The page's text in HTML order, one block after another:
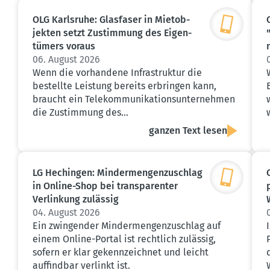
OLG Karlsruhe: Glasfaser in Mietob­
jekten setzt Zustimmung des Eigen­
tümers voraus
06. August 2026
Wenn die vorhandene Infrastruktur die
bestellte Leistung bereits erbringen kann,
braucht ein Telekommunikationsunternehmen
die Zustimmung des…
ganzen Text lesen
LG Hechingen: Minder­men­gen­zu­schlag
in Online-Shop bei trans­pa­renter
Verlinkung zulässig
04. August 2026
Ein zwingender Mindermengenzuschlag auf
einem Online-Portal ist rechtlich zulässig,
sofern er klar gekennzeichnet und leicht
auffindbar verlinkt ist.